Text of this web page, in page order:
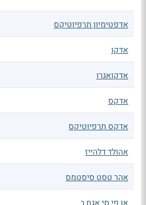
אדפטימיון תרפיוטיקס
אדקו
אדקואגרו
אדקס
אדקס תרפיוטיקס
אהולד דלהייז
אהר טסט סיסטמס